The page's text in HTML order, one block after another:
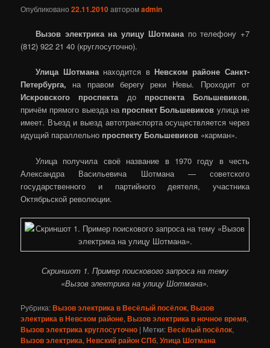
Опубликовано22.11.2010авторомadmin
Вызов электрика на улицу Шотманапо телефону +7
(812) 922 21 40 (круглосуточно).
Улица Шотмананаходится в Невском районе Санкт-
Петербурга, на правом берегу реки Невы. Проходит от
Искровского проспектадо проспекта Большевиков,
причём прямого выезда на проспект Большевиков улица не
имеет. Въезд и выезд автотранспорта осуществляется через
идущий параллельно проспекту Большевиков «карман».
Улица получила своё название в 1970 году в честь
Александра Васильевича Шотмана — советского
государственного и партийного деятеля, участника
Октябрьской революции.
Скриншот 1. Пример поискового запроса на тему
«Вызов электрика на улицу Шотмана».
Рубрика:Вызов электрика в Весёлый посёлок,Вызов
электрика в Невском районе,Вызов электрика в ночное время,
Вызов электрика круглосуточно | Метки:Весёлый посёлок,
Вызов электрика,Невский район СПб,Улица Шотмана